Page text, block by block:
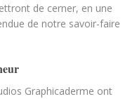
de cerner, en une
de notre savoir-faire
Graphicaderme ont